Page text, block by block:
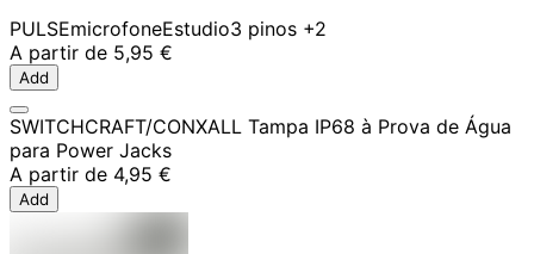
PULSEmicrofoneEstudio3 pinos +2
A partir de 5,95 €
Add
SWITCHCRAFT/CONXALL Tampa IP68 à Prova de Água
para Power Jacks
A partir de 4,95 €
Add